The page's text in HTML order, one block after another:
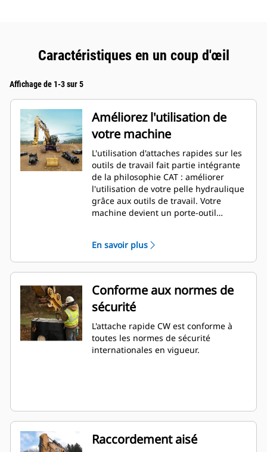
Caractéristiques en un coup d'œil
Affichage de 1-3 sur 5
Améliorez l'utilisation de
votre machine
L'utilisation d'attaches rapides sur les
outils de travail fait partie intégrante
de la philosophie CAT : améliorer
l'utilisation de votre pelle hydraulique
grâce aux outils de travail. Votre
machine devient un porte-outil
avec plus de 50 000 unités vendues au
cours des 40 dernières années.
Compatible avec différentes classes
de machines, elle peut être utilisée
sur pas moins de 700 machines
différentes, de marque Cat ou autre.
En savoir plus
Conforme aux normes de
sécurité
L'attache rapide CW est conforme à
toutes les normes de sécurité
internationales en vigueur.
Raccordement aisé